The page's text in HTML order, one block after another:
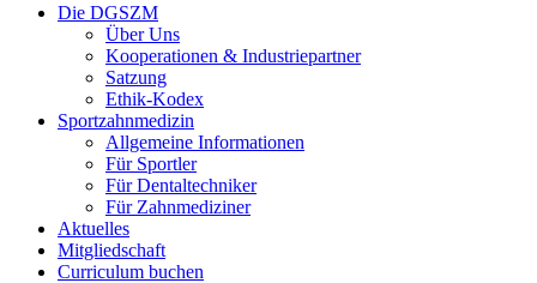
Die DGSZM
Über Uns
Kooperationen & Industriepartner
Satzung
Ethik-Kodex
Sportzahnmedizin
Allgemeine Informationen
Für Sportler
Für Dentaltechniker
Für Zahnmediziner
Aktuelles
Mitgliedschaft
Curriculum buchen